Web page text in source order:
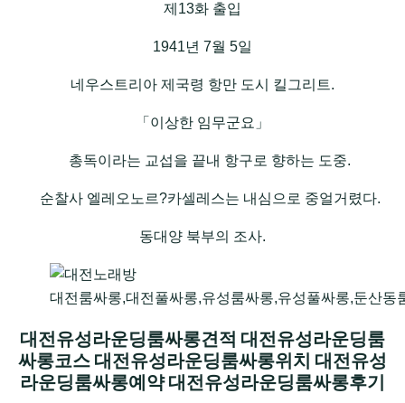
제13화 출입
1941년 7월 5일
네우스트리아 제국령 항만 도시 킬그리트.
「이상한 임무군요」
총독이라는 교섭을 끝내 항구로 향하는 도중.
순찰사 엘레오노르?카셀레스는 내심으로 중얼거렸다.
동대양 북부의 조사.
대전룸싸롱,대전풀싸롱,유성룸싸롱,유성풀싸롱,둔산
대전유성라운딩룸싸롱견적 대전유성라운딩룸
싸롱코스 대전유성라운딩룸싸롱위치 대전유성
라운딩룸싸롱예약 대전유성라운딩룸싸롱후기